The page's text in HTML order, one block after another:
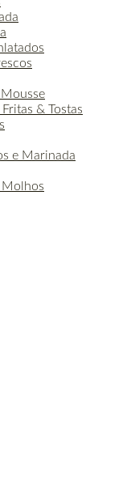
Fritas & Tostas
e Marinada
Molhos